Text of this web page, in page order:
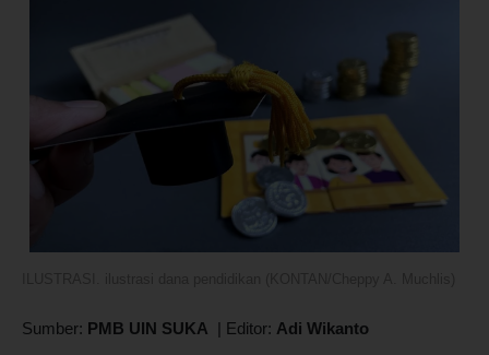
Sumber: PMB UIN SUKA | Editor: Adi Wikanto